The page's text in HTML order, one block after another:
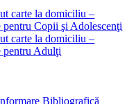
carte la domiciliu –
Copii şi Adolescenţi
carte la domiciliu –
pentru Adulţi
Bibliografică